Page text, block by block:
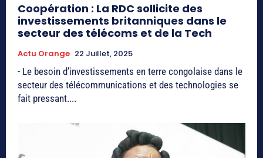
Coopération : La RDC sollicite des
investissements britanniques dans le
secteur des télécoms et de la Tech
Actu Orange 22 Juillet, 2025
- Le besoin d’investissements en terre congolaise dans le
secteur des télécommunications et des technologies se
fait pressant....